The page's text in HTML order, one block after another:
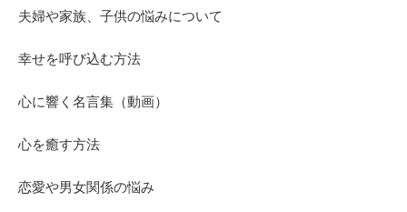
夫婦や家族、子供の悩みについて
幸せを呼び込む方法
心に響く名言集（動画）
心を癒す方法
恋愛や男女関係の悩み